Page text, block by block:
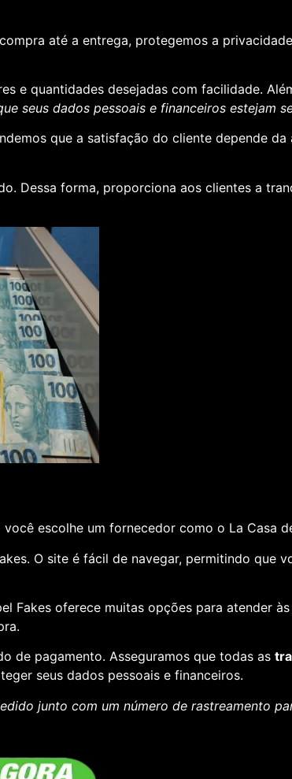
até a entrega, protegemos a
e quantidades desejadas com facilidade.
seus dados pessoais e financeiros estejam
que a satisfação do cliente depende
Dessa forma, proporciona aos clientes a
escolhe um fornecedor como o La Casa
O site é fácil de navegar, permitindo que
Fakes oferece muitas opções para atender às
de pagamento. Asseguramos que todas as
seus dados pessoais e financeiros.
junto com um número de rastreamento